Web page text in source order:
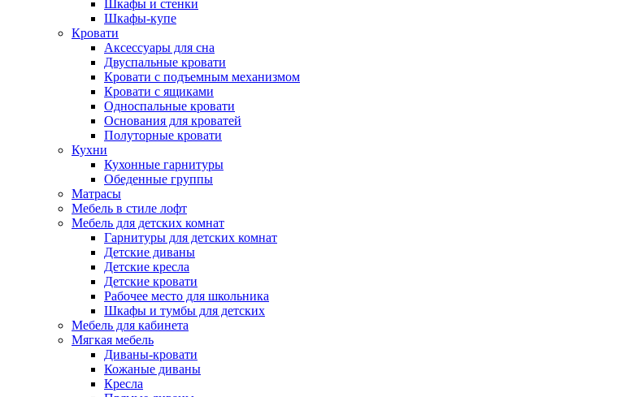
Шкафы и стенки
Шкафы-купе
Кровати
Аксессуары для сна
Двуспальные кровати
Кровати с подъемным механизмом
Кровати с ящиками
Односпальные кровати
Основания для кроватей
Полуторные кровати
Кухни
Кухонные гарнитуры
Обеденные группы
Матрасы
Мебель в стиле лофт
Мебель для детских комнат
Гарнитуры для детских комнат
Детские диваны
Детские кресла
Детские кровати
Рабочее место для школьника
Шкафы и тумбы для детских
Мебель для кабинета
Мягкая мебель
Диваны-кровати
Кожаные диваны
Кресла